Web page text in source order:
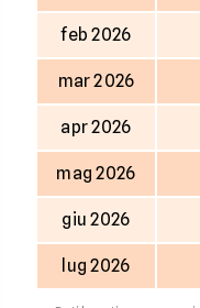
feb 2026
mar 2026
apr 2026
mag 2026
giu 2026
lug 2026